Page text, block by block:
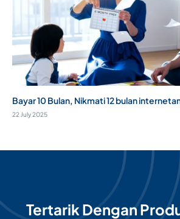
Bayar 10 Bulan, Nikmati 12 bulan
22 July 2025
Tertarik Dengan